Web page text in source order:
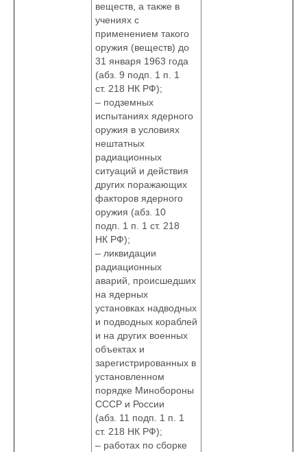
веществ, а также в
учениях с
применением такого
оружия (веществ) до
31 января 1963 года
(абз. 9 подп. 1 п. 1
ст. 218 НК РФ);
– подземных
испытаниях ядерного
оружия в условиях
нештатных
радиационных
ситуаций и действия
других поражающих
факторов ядерного
оружия (абз. 10
подп. 1 п. 1 ст. 218
НК РФ);
– ликвидации
радиационных
аварий, происшедших
на ядерных
установках надводных
и подводных кораблей
и на других военных
объектах и
зарегистрированных в
установленном
порядке Минобороны
СССР и России
(абз. 11 подп. 1 п. 1
ст. 218 НК РФ);
– работах по сборке